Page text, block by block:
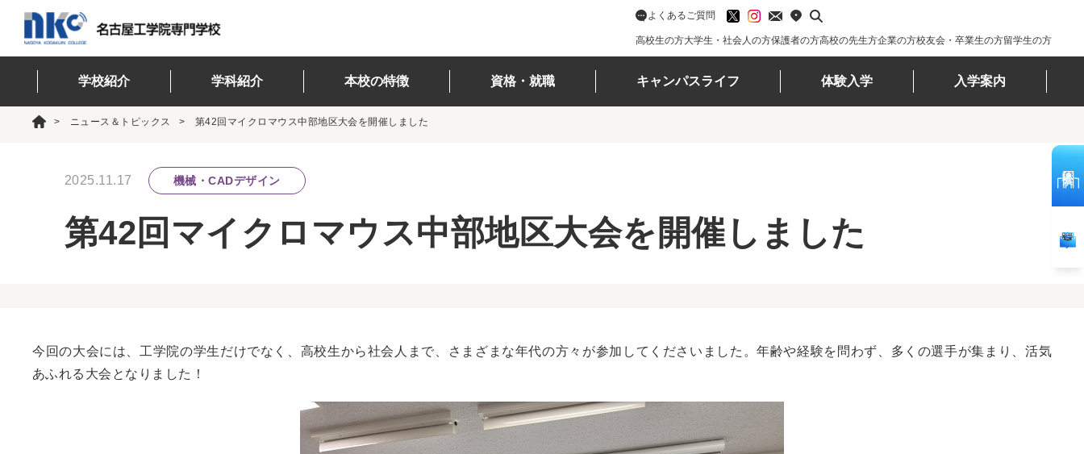
高校生の方大学生・社会人の方保護者の方高校の先生方企業の方校友会・卒業生の方留学生の方
よくあるご質問
学校紹介 学科紹介 本校の特徴 資格・就職 キャンパスライフ 体験入学 入学案内
ニュース＆トピックス 第42回マイクロマウス中部地区大会を開催しました
2025.11.17 機械・CADデザイン
第42回マイクロマウス中部地区大会を開催しました
今回の大会には、工学院の学生だけでなく、高校生から社会人まで、さまざまな年代の方々が参加してくださいました。年齢や経験を問わず、多くの選手が集まり、活気
あふれる大会となりました！